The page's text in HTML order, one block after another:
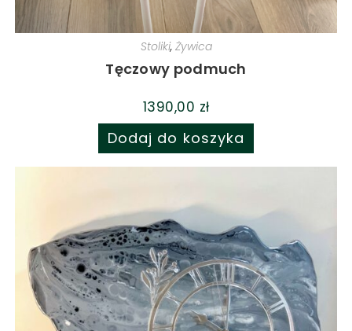
Stoliki, Żywica
Tęczowy podmuch
1390,00 zł
Dodaj do koszyka